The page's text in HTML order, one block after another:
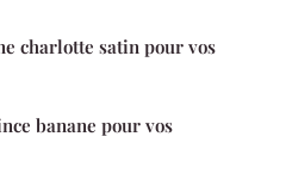
charlotte satin pour vos
banane pour vos